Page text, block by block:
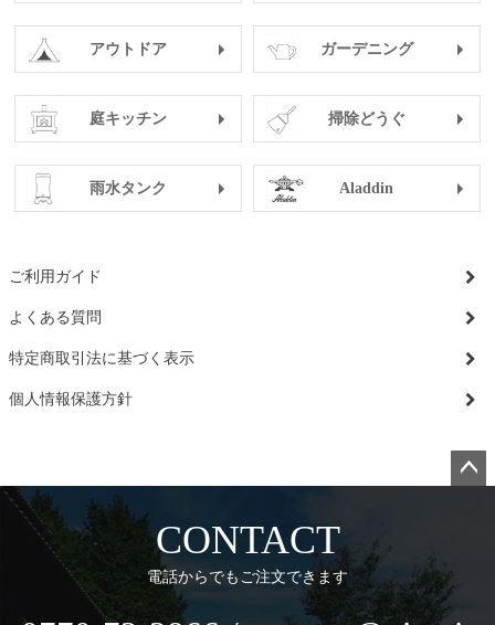
アウトドア ガーデニング
庭キッチン 掃除どうぐ
雨水タンク Aladdin
ご利用ガイド
よくある質問
特定商取引法に基づく表示
個人情報保護方針
へ
CONTACT
電話からでもご注文できます